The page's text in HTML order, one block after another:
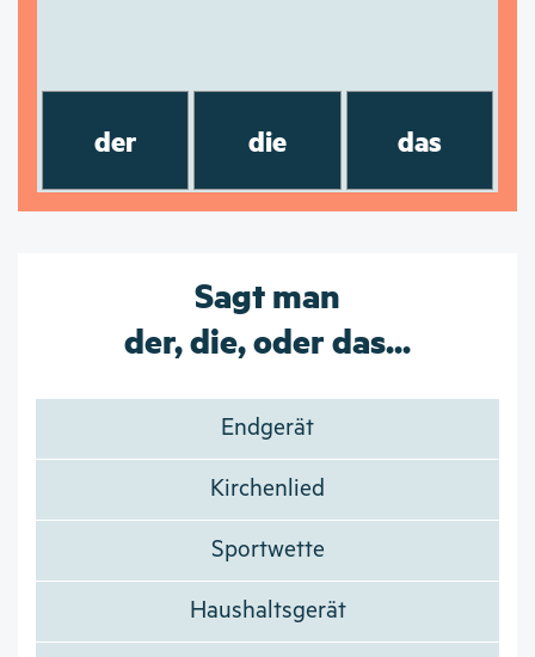
der die das
Sagt man
der, die, oder das...
Endgerät
Kirchenlied
Sportwette
Haushaltsgerät